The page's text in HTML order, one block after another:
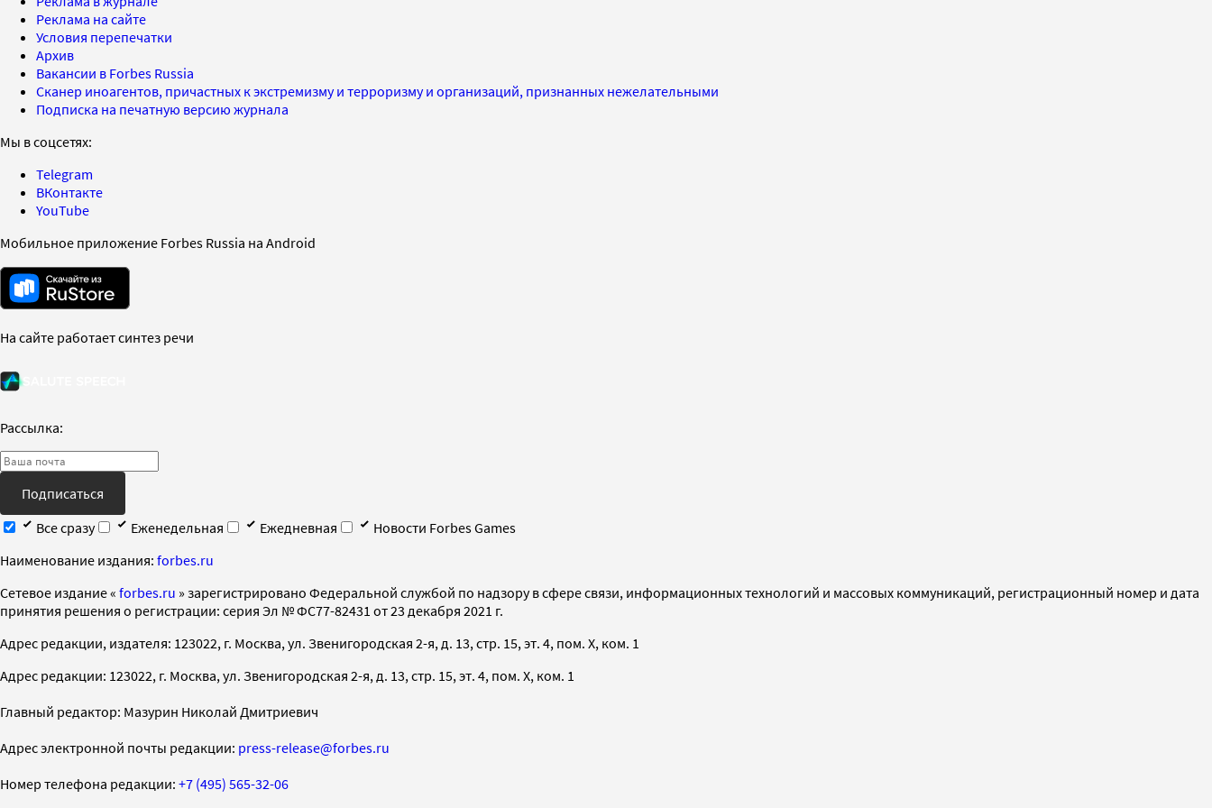
Реклама на сайте
Условия перепечатки
Архив
Вакансии в Forbes Russia
Сканер иноагентов, причастных к экстремизму и терроризму и организаций, признанных нежелательными
Подписка на печатную версию журнала
Мы в соцсетях:
Telegram
ВКонтакте
YouTube
Мобильное приложение Forbes Russia на Android
На сайте работает синтез речи
Рассылка:
Подписаться
Все сразу
Еженедельная Ежедневная
Новости Forbes Games
Наименование издания: forbes.ru
Cетевое издание « forbes.ru » зарегистрировано Федеральной службой по надзору в сфере связи, информационных технологий и массовых коммуникаций, регистрационный номер и дата
принятия решения о регистрации: серия Эл № ФС77-82431 от 23 декабря 2021 г.
Адрес редакции, издателя: 123022, г. Москва, ул. Звенигородская 2-я, д. 13, стр. 15, эт. 4, пом. X, ком. 1
Адрес редакции: 123022, г. Москва, ул. Звенигородская 2-я, д. 13, стр. 15, эт. 4, пом. X, ком. 1
Главный редактор: Мазурин Николай Дмитриевич
Адрес электронной почты редакции: press-release@forbes.ru
Номер телефона редакции: +7 (495) 565-32-06